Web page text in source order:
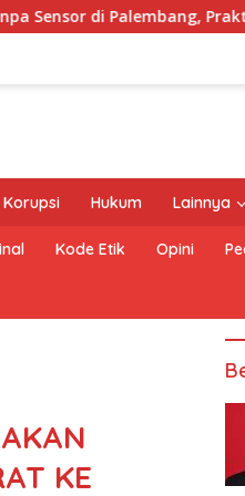
Hukum: Penyebar
Korupsi Hukum Lainnya
Kode Etik Opini
KE